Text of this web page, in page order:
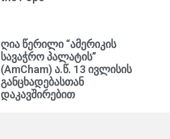
ღია წერილი “ამერიკის
სავაჭრო პალატის”
(AmCham) ა.წ. 13 ივლისის
განცხადებასთან
დაკავშირებით